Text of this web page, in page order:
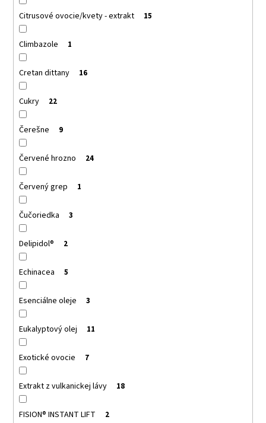
Citrusové ovocie/kvety - extrakt 15
Climbazole 1
Cretan dittany 16
Cukry 22
Čerešne 9
Červené hrozno 24
Červený grep 1
Čučoriedka 3
Delipidol® 2
Echinacea 5
Esenciálne oleje 3
Eukalyptový olej 11
Exotické ovocie 7
Extrakt z vulkanickej lávy 18
FISION® INSTANT LIFT 2